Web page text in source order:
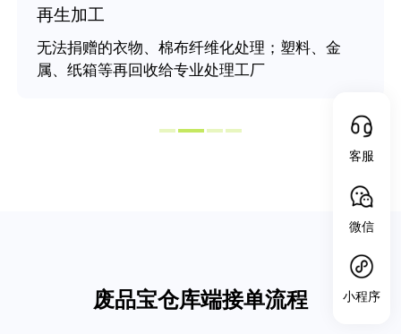
再生加工
无法捐赠的衣物、棉布纤维化处理；塑料、金
属、纸箱等再回收给专业处理工厂
废品宝仓库端接单流程
客服
微信
小程序